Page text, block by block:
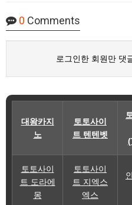
0 Comments
로그인한 회원만 댓
대왕카지
노
토토사이
트 텐텐벳
토토사이
트 도라에
몽
토토사이
트 지엑스
엑스